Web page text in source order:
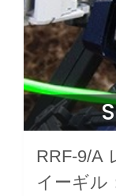
RRF-9/A
イーギル